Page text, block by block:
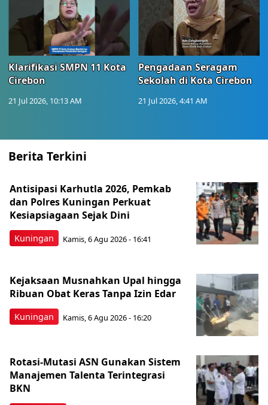
Klarifikasi SMPN 11 Kota
Cirebon
21 Jul 2026, 10:13 AM
Pengadaan Seragam
Sekolah di Kota Cirebon
21 Jul 2026, 4:41 AM
Berita Terkini
Kuningan
Antisipasi Karhutla 2026, Pemkab
dan Polres Kuningan Perkuat
Kesiapsiagaan Sejak Dini
Kamis, 6 Agu 2026 - 16:41
Kuningan
Kejaksaan Musnahkan Upal hingga
Ribuan Obat Keras Tanpa Izin Edar
Kamis, 6 Agu 2026 - 16:20
Rotasi-Mutasi ASN Gunakan Sistem
Manajemen Talenta Terintegrasi
BKN